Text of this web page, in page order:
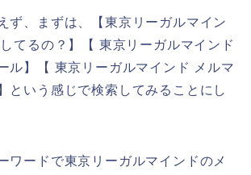
ず、まずは、【東京リーガルマイン
てるの？】【 東京リーガルマインド
ル】【 東京リーガルマインド メルマ
という感じで検索してみることにし
ワードで東京リーガルマインドのメ